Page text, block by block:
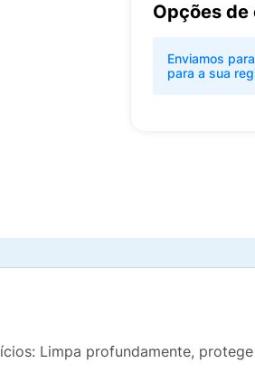
Opções de
Enviamos
para a sua
Limpa profundamente,